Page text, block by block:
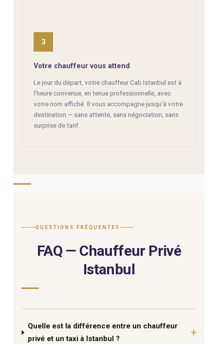
3
Votre chauffeur vous attend
Le jour du départ, votre chauffeur Cab Istanbul est à
l'heure convenue, en tenue professionnelle, avec
votre nom affiché. Il vous accompagne jusqu'à votre
destination — sans attente, sans négociation, sans
surprise de tarif.
QUESTIONS FRÉQUENTES
FAQ — Chauffeur Privé
Istanbul
Quelle est la différence entre un chauffeur
privé et un taxi à Istanbul ?